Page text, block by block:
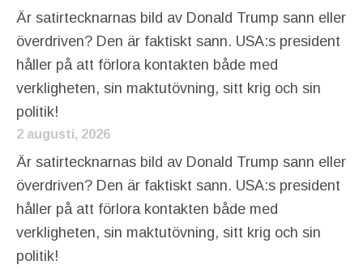
Är satirtecknarnas bild av Donald Trump sann eller
överdriven? Den är faktiskt sann. USA:s president
håller på att förlora kontakten både med
verkligheten, sin maktutövning, sitt krig och sin
politik!
2 augusti, 2026
Är satirtecknarnas bild av Donald Trump sann eller
överdriven? Den är faktiskt sann. USA:s president
håller på att förlora kontakten både med
verkligheten, sin maktutövning, sitt krig och sin
politik!